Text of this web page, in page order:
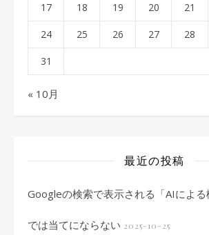
17 18 19 20 21
24 25 26 27 28
31
« 10月
最近の投稿
Googleの検索で表示される「AIによ
では当てにならない 2025-10-25